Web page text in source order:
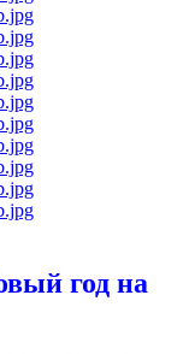
год на